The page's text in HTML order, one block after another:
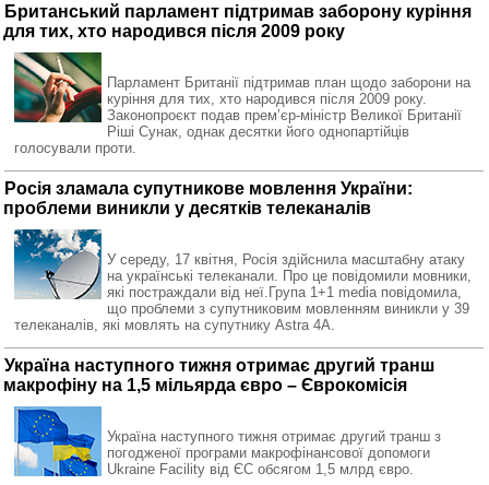
Британський парламент підтримав заборону куріння
для тих, хто народився після 2009 року
Парламент Британії підтримав план щодо заборони на
куріння для тих, хто народився після 2009 року.
Законопроєкт подав премʼєр-міністр Великої Британії
Ріші Сунак, однак десятки його однопартійців
голосували проти.
Росія зламала супутникове мовлення України:
проблеми виникли у десятків телеканалів
У середу, 17 квітня, Росія здійснила масштабну атаку
на українські телеканали. Про це повідомили мовники,
які постраждали від неї.Група 1+1 media повідомила,
що проблеми з супутниковим мовленням виникли у 39
телеканалів, які мовлять на супутнику Astra 4A.
Україна наступного тижня отримає другий транш
макрофіну на 1,5 мільярда євро – Єврокомісія
Україна наступного тижня отримає другий транш з
погодженої програми макрофінансової допомоги
Ukraine Facility від ЄС обсягом 1,5 млрд євро.